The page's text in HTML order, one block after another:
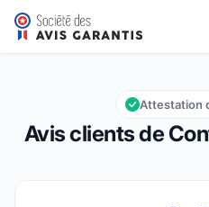
Confiserie Azuréenne
Note globale : 9,8 sur 10
9,8/10
Avis clients de
Attestation